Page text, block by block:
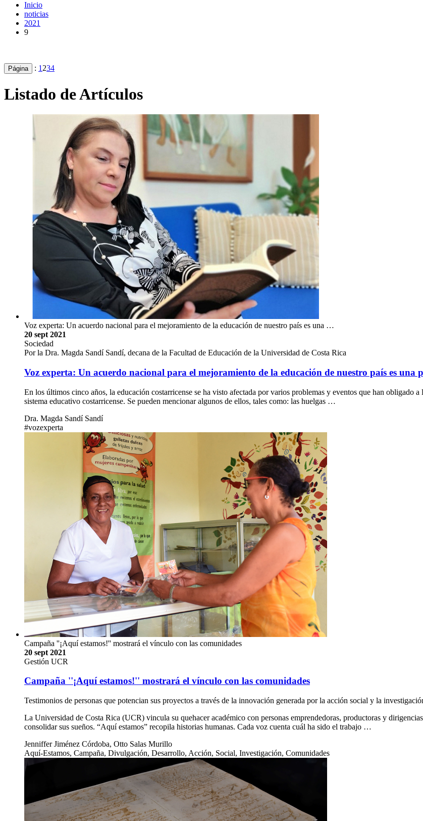
Inicio
noticias
2021
9
Página : 1 234
Listado de Artículos
Voz experta: Un acuerdo nacional para el mejoramiento de la educación de nuestro país es una …
20 sept 2021
Sociedad
Por la Dra. Magda Sandí Sandí, decana de la Facultad de Educación de la Universidad de Costa Rica
Voz experta: Un acuerdo nacional para el mejoramiento de la educación de nuestro país es una
En los últimos cinco años, la educación costarricense se ha visto afectada por varios problemas y eventos que han obligado
sistema educativo costarricense. Se pueden mencionar algunos de ellos, tales como: las huelgas …
Dra. Magda Sandí Sandí
#vozexperta
Campaña ''¡Aquí estamos!'' mostrará el vínculo con las comunidades
20 sept 2021
Gestión UCR
Campaña ''¡Aquí estamos!'' mostrará el vínculo con las comunidades
Testimonios de personas que potencian sus proyectos a través de la innovación generada por la acción social y la
La Universidad de Costa Rica (UCR) vincula su quehacer académico con personas emprendedoras, productoras y
consolidar sus sueños. “Aquí estamos” recopila historias humanas. Cada voz cuenta cuál ha sido el trabajo …
Jenniffer Jiménez Córdoba, Otto Salas Murillo
Aquí-Estamos, Campaña, Divulgación, Desarrollo, Acción, Social, Investigación, Comunidades